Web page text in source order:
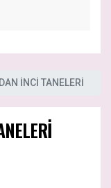
İNCİ TANELERİ